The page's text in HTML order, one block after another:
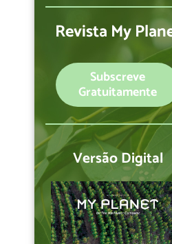
Revista My
Subscreve
Gratuitamente
Versão Digital